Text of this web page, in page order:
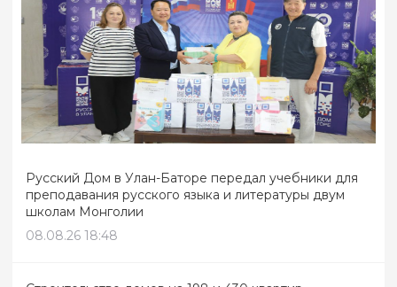
Русский Дом в Улан-Баторе передал учебники для
преподавания русского языка и литературы двум
школам Монголии
08.08.26 18:48